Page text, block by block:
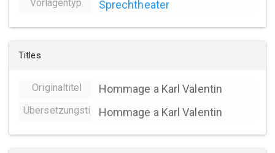
Vorlagentyp Sprechtheater
Titles
Originaltitel Hommage a Karl Valentin
ÜbersetzungstitelHommage a Karl Valentin